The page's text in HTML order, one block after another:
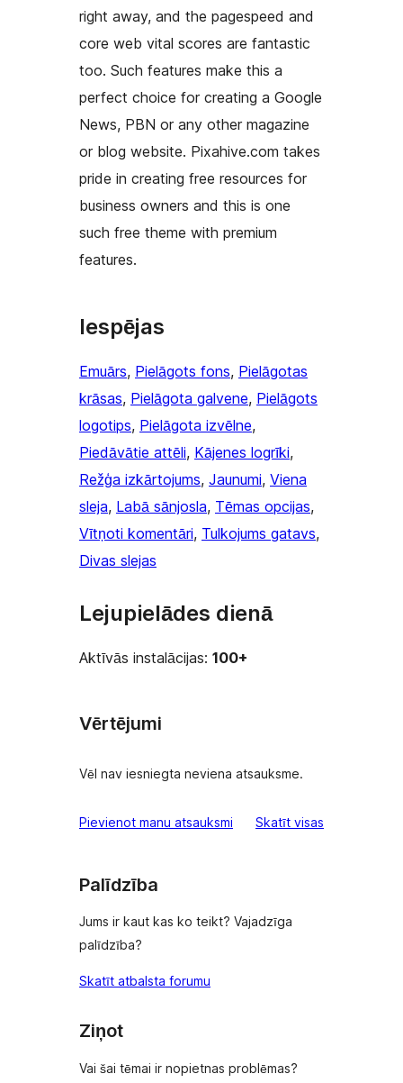
right away, and the pagespeed and
core web vital scores are fantastic
too. Such features make this a
perfect choice for creating a Google
News, PBN or any other magazine
or blog website. Pixahive.com takes
pride in creating free resources for
business owners and this is one
such free theme with premium
features.
Iespējas
Emuārs, Pielāgots fons, Pielāgotas
krāsas, Pielāgota galvene, Pielāgots
logotips, Pielāgota izvēlne
Piedāvātie attēli, Kājenes logrīki
Režģa izkārtojums, Jaunumi, Viena
sleja, Labā sānjosla, Tēmas opcijas
Vītņoti komentāri, Tulkojums gatavs
Divas slejas
Lejupielādes dienā
Aktīvās instalācijas: 100+
Vērtējumi
Vēl nav iesniegta neviena atsauksme.
Pievienot manu atsauksmi Skatīt visas
Palīdzība
Jums ir kaut kas ko teikt? Vajadzīga
palīdzība?
Skatīt atbalsta forumu
Ziņot
Vai šai tēmai ir nopietnas problēmas?